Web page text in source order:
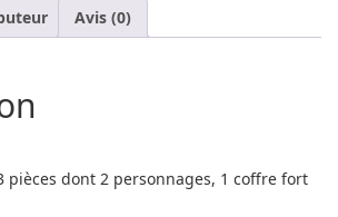
Avis (0)
pièces dont 2 personnages, 1 coffre fort